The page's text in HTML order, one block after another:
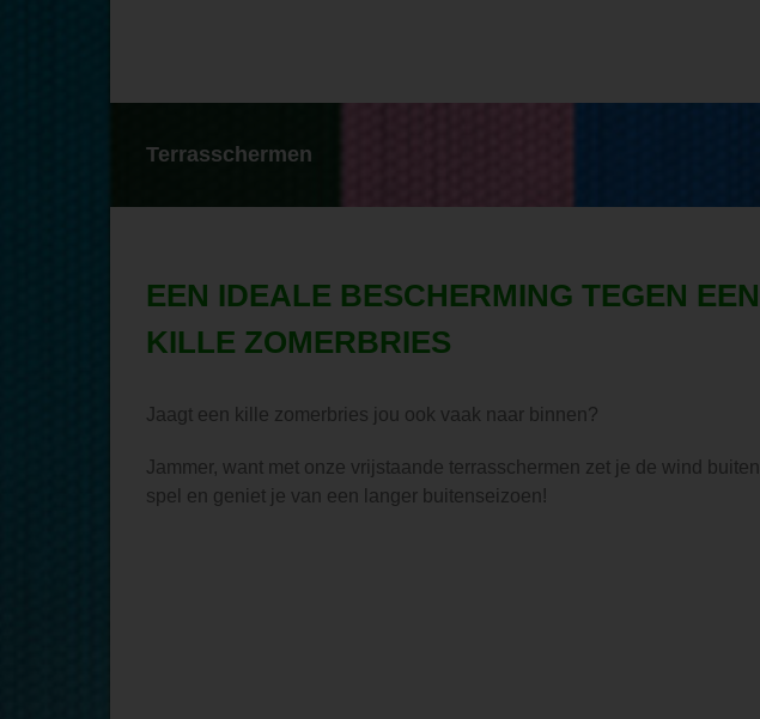
Terrasschermen
EEN IDEALE BESCHERMING TEGEN EEN
KILLE ZOMERBRIES
Jaagt een kille zomerbries jou ook vaak naar binnen?
Jammer, want met onze vrijstaande terrasschermen zet je de wind buiten
spel en geniet je van een langer buitenseizoen!